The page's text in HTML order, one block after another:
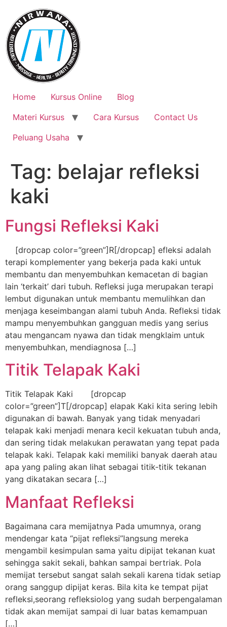
content
Home Kursus Online
Blog
Materi Kursus
Cara Kursus
Contact Us
Peluang Usaha
Tag: belajar refleksi
kaki
Fungsi Refleksi Kaki
[dropcap color=”green”]R[/dropcap] efleksi adalah
terapi komplementer yang bekerja pada kaki untuk
membantu dan menyembuhkan kemacetan di bagian
lain ‘terkait’ dari tubuh. Refleksi juga merupakan terapi
lembut digunakan untuk membantu memulihkan dan
menjaga keseimbangan alami tubuh Anda. Refleksi tidak
mampu menyembuhkan gangguan medis yang serius
atau mengancam nyawa dan tidak mengklaim untuk
menyembuhkan, mendiagnosa […]
Titik Telapak Kaki
Titik Telapak Kaki [dropcap
color=”green”]T[/dropcap] elapak Kaki kita sering lebih
digunakan di bawah. Banyak yang tidak menyadari
telapak kaki menjadi menara kecil kekuatan tubuh anda,
dan sering tidak melakukan perawatan yang tepat pada
telapak kaki. Telapak kaki memiliki banyak daerah atau
apa yang paling akan lihat sebagai titik-titik tekanan
yang dikatakan secara […]
Manfaat Refleksi
Bagaimana cara memijatnya Pada umumnya, orang
mendengar kata “pijat refleksi”langsung mereka
mengambil kesimpulan sama yaitu dipijat tekanan kuat
sehingga sakit sekali, bahkan sampai bertriak. Pola
memijat tersebut sangat salah sekali karena tidak setiap
orang sanggup dipijat keras. Bila kita ke tempat pijat
refleksi,seorang refleksiolog yang sudah berpengalaman
tidak akan memijat sampai di luar batas kemampuan
[…]